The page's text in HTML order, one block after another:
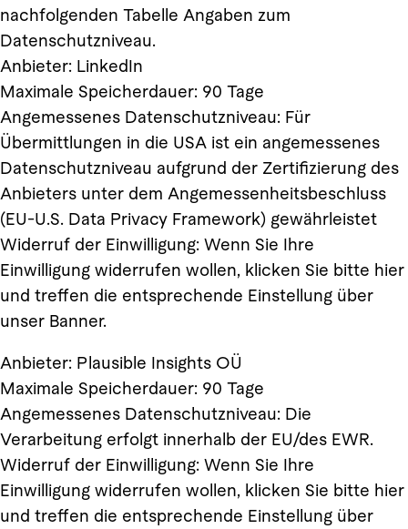
nachfolgenden Tabelle Angaben zum
Datenschutzniveau.
Anbieter: LinkedIn
Maximale Speicherdauer: 90 Tage
Angemessenes Datenschutzniveau: Für
Übermittlungen in die USA ist ein angemessenes
Datenschutzniveau aufgrund der Zertifizierung des
Anbieters unter dem Angemessenheitsbeschluss
(EU-U.S. Data Privacy Framework) gewährleistet
Widerruf der Einwilligung: Wenn Sie Ihre
Einwilligung widerrufen wollen, klicken Sie bitte hier
und treffen die entsprechende Einstellung über
unser Banner.
Anbieter: Plausible Insights OÜ
Maximale Speicherdauer: 90 Tage
Angemessenes Datenschutzniveau: Die
Verarbeitung erfolgt innerhalb der EU/des EWR.
Widerruf der Einwilligung: Wenn Sie Ihre
Einwilligung widerrufen wollen, klicken Sie bitte hier
und treffen die entsprechende Einstellung über